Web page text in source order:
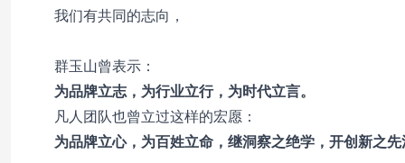
我们有共同的志向，
群玉山曾表示：
为品牌立志，为行业立行，为时代立言。
凡人团队也曾立过这样的宏愿：
为品牌立心，为百姓立命，继洞察之绝学，开创新之先